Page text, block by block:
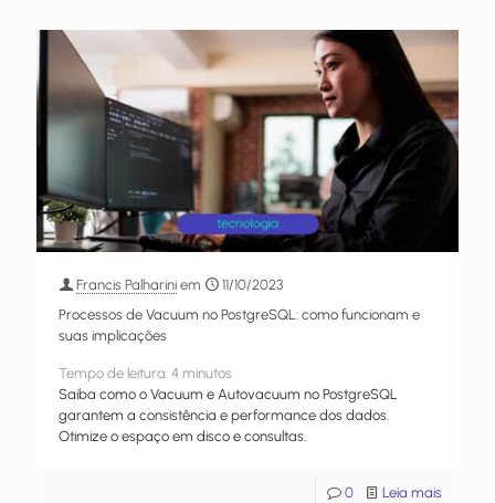
Francis Palharini em
11/10/2023
Processos de Vacuum no PostgreSQL: como funcionam e
suas implicações
Tempo de leitura: 4 minutos
Saiba como o Vacuum e Autovacuum no PostgreSQL
garantem a consistência e performance dos dados.
Otimize o espaço em disco e consultas.
0 Leia mais